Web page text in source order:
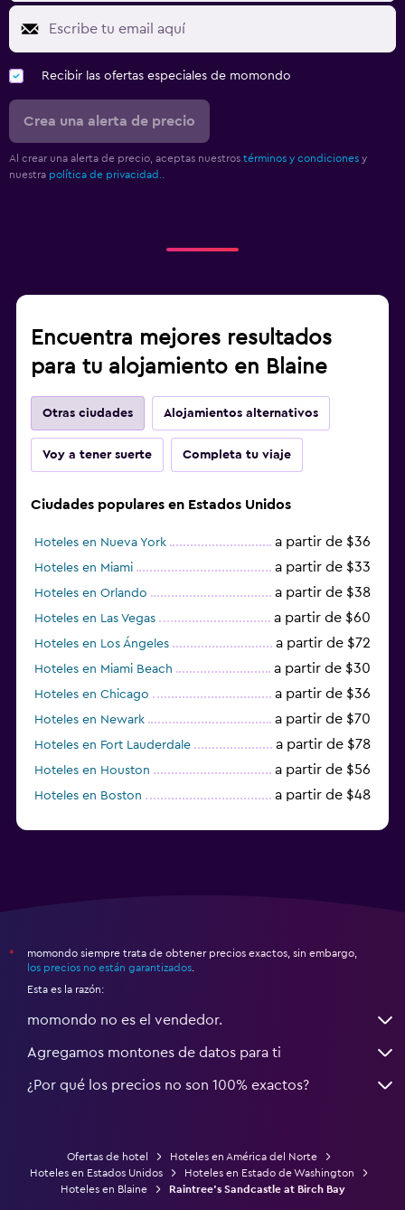
Recibir las ofertas especiales de momondo
Crea una alerta de precio
Al crear una alerta de precio, aceptas nuestros términos y condiciones y
nuestra política de privacidad.
Encuentra mejores resultados
para tu alojamiento en Blaine
Otras ciudades Alojamientos alternativos
Voy a tener suerte Completa tu viaje
Ciudades populares en Estados Unidos
Hoteles en Nueva York a partir de $36
Hoteles en Miami a partir de $33
Hoteles en Orlando a partir de $38
Hoteles en Las Vegas a partir de $60
Hoteles en Los Ángeles a partir de $72
Hoteles en Miami Beach a partir de $30
Hoteles en Chicago a partir de $36
Hoteles en Newark a partir de $70
Hoteles en Fort Lauderdale a partir de $78
Hoteles en Houston a partir de $56
Hoteles en Boston a partir de $48
*
momondo siempre trata de obtener precios exactos, sin embargo,
los precios no están garantizados
Esta es la razón:
momondo no es el vendedor.
Agregamos montones de datos para ti
¿Por qué los precios no son 100% exactos?
Ofertas de hotel
Hoteles en América del Norte
Hoteles en Estados Unidos
Hoteles en Estado de Washington
Hoteles en Blaine
Raintree's Sandcastle at Birch Bay